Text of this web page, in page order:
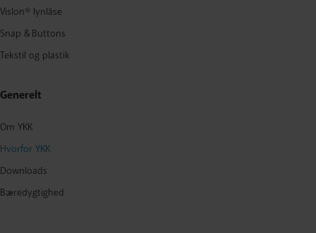
Vislon® lynlåse
Snap & Buttons
Tekstil og plastik
Generelt
Om YKK
Hvorfor YKK
Downloads
Bæredygtighed